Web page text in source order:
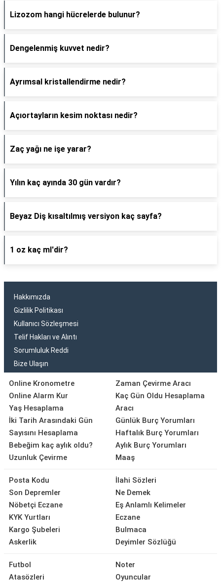
Lizozom hangi hücrelerde bulunur?
Dengelenmiş kuvvet nedir?
Ayrımsal kristallendirme nedir?
Açıortayların kesim noktası nedir?
Zaç yağı ne işe yarar?
Yılın kaç ayında 30 gün vardır?
Beyaz Diş kısaltılmış versiyon kaç sayfa?
1 oz kaç ml'dir?
Hakkımızda
Gizlilik Politikası
Kullanıcı Sözleşmesi
Telif Hakları ve Alıntı
Sorumluluk Reddi
Bize Ulaşın
Online Kronometre
Online Alarm Kur
Yaş Hesaplama
İki Tarih Arasındaki Gün
Sayısını Hesaplama
Bebeğim kaç aylık oldu?
Uzunluk Çevirme
Zaman Çevirme Aracı
Kaç Gün Oldu Hesaplama
Aracı
Günlük Burç Yorumları
Haftalık Burç Yorumları
Aylık Burç Yorumları
Maaş
Posta Kodu
Son Depremler
Nöbetçi Eczane
KYK Yurtları
Kargo Şubeleri
Askerlik
İlahi Sözleri
Ne Demek
Eş Anlamlı Kelimeler
Eczane
Bulmaca
Deyimler Sözlüğü
Futbol
Atasözleri
Noter
Oyuncular